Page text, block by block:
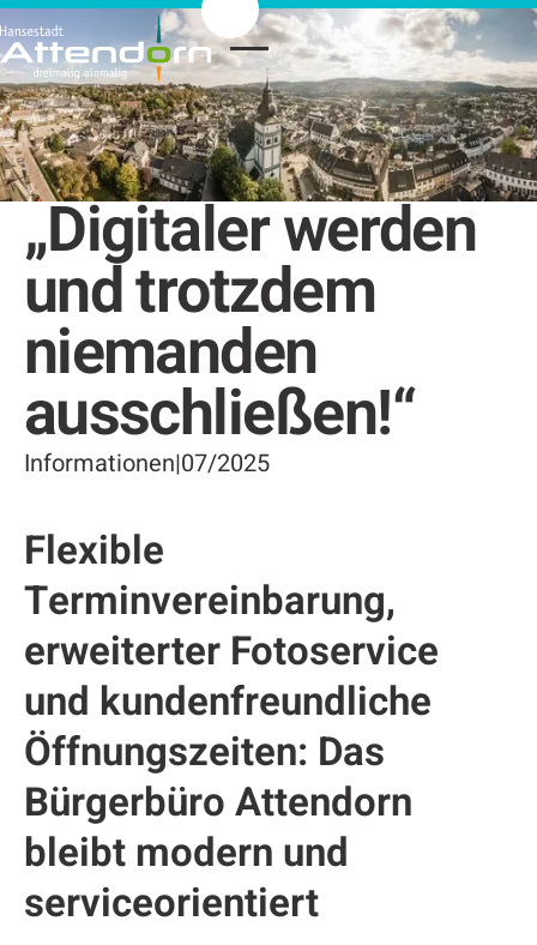
„Digitaler werden
und trotzdem
niemanden
ausschließen!“
Informationen|07/2025
Flexible
Terminvereinbarung,
erweiterter Fotoservice
und kundenfreundliche
Öffnungszeiten: Das
Bürgerbüro Attendorn
bleibt modern und
serviceorientiert